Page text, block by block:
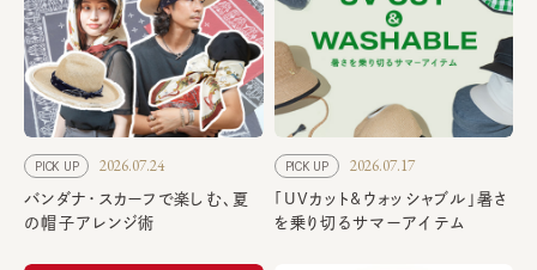
PICK UP 2026.07.24
バンダナ・スカーフで楽しむ、夏
の帽子アレンジ術
PICK UP 2026.07.17
「UVカット&ウォッシャブル」暑さ
を乗り切るサマーアイテム